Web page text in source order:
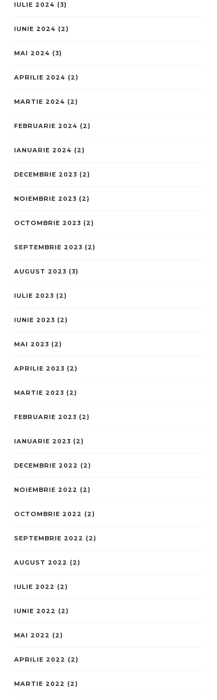
IULIE 2024 (3)
IUNIE 2024 (2)
MAI 2024 (3)
APRILIE 2024 (2)
MARTIE 2024 (2)
FEBRUARIE 2024 (2)
IANUARIE 2024 (2)
DECEMBRIE 2023 (2)
NOIEMBRIE 2023 (2)
OCTOMBRIE 2023 (2)
SEPTEMBRIE 2023 (2)
AUGUST 2023 (3)
IULIE 2023 (2)
IUNIE 2023 (2)
MAI 2023 (2)
APRILIE 2023 (2)
MARTIE 2023 (2)
FEBRUARIE 2023 (2)
IANUARIE 2023 (2)
DECEMBRIE 2022 (2)
NOIEMBRIE 2022 (2)
OCTOMBRIE 2022 (2)
SEPTEMBRIE 2022 (2)
AUGUST 2022 (2)
IULIE 2022 (2)
IUNIE 2022 (2)
MAI 2022 (2)
APRILIE 2022 (2)
MARTIE 2022 (2)